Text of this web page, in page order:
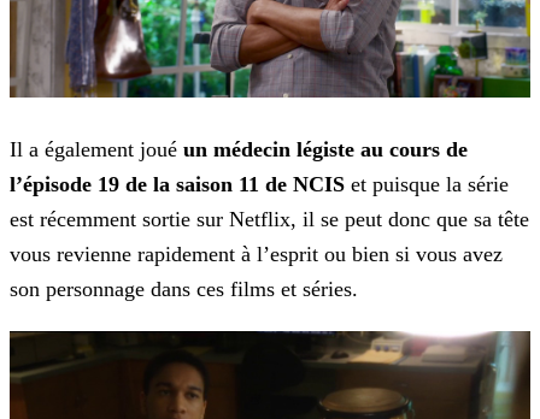
Il a également joué un médecin légiste au cours de
l’épisode 19 de la saison 11 de NCIS et puisque la série
est récemment sortie sur Netflix, il se peut donc que sa tête
vous revienne rapidement à l’esprit ou bien si vous avez
son personnage dans ces films et séries.